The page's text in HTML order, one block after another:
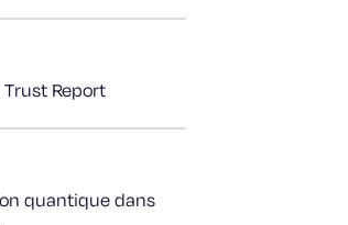
Report
quantique dans